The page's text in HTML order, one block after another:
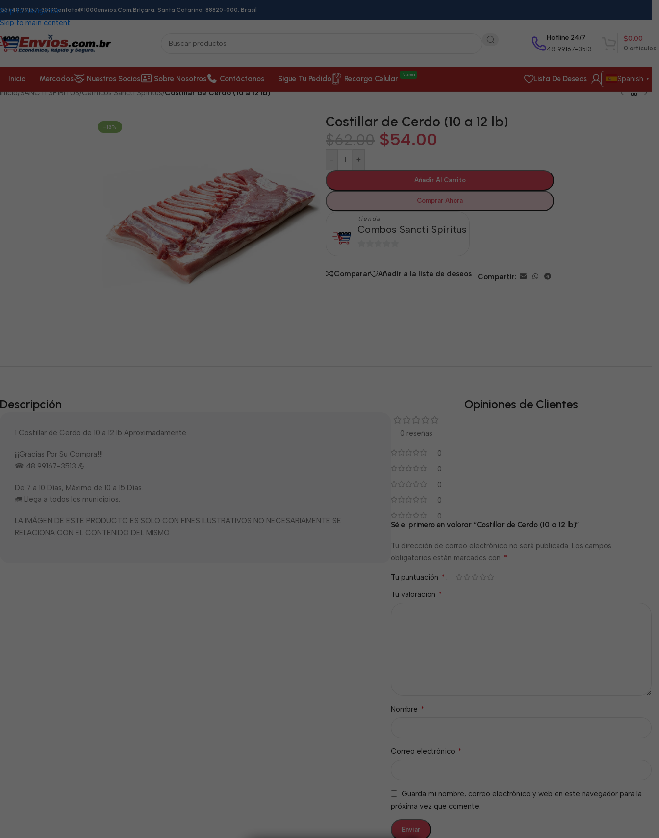
Skip to navigation
Skip to main content
48 99167-3513Contato@1000envios.com.brIçara, Santa Catarina, 88820-000, Brasil
Hotline 24/7
48 99167-3513 0 artículos
$0.00
Inicio Mercados Nuestros Socios Sobre Nosotros Contáctanos Sigue Tu Pedido Recarga Celular Nueva Lista De Deseos Spanish ▼
Inicio/SANCTI SPÍRITUS/Cárnicos Sancti Spíritus/Costillar de Cerdo (10 a 12 lb)
-13% Costillar de Cerdo (10 a 12 lb)
$62.00 $54.00
- +
Añadir Al Carrito
Comprar Ahora
tienda
Combos Sancti Spíritus
5
Comparar Añadir a la lista de deseos Compartir:
Descripción
1 Costillar de Cerdo de 10 a 12 lb Aproximadamente
¡¡¡Gracias Por Su Compra!!!
☎ 48 99167-3513 💪
De 7 a 10 Días, Máximo de 10 a 15 Días.
🚛 Llega a todos los municipios.
LA IMÁGEN DE ESTE PRODUCTO ES SOLO CON FINES ILUSTRATIVOS NO NECESARIAMENTE SE
RELACIONA CON EL CONTENIDO DEL MISMO.
Opiniones de Clientes
0 reseñas
0
0
0
0
0
Sé el primero en valorar “Costillar de Cerdo (10 a 12 lb)”
Tu dirección de correo electrónico no será publicada. Los campos
obligatorios están marcados con *
Tu puntuación *
Tu valoración *
Nombre *
Correo electrónico *
Guarda mi nombre, correo electrónico y web en este navegador para la
próxima vez que comente.